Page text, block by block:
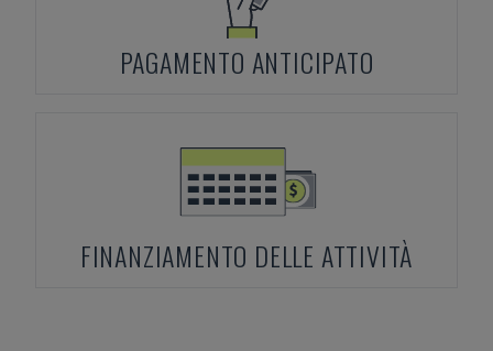
PAGAMENTO ANTICIPATO
FINANZIAMENTO DELLE ATTIVITÀ